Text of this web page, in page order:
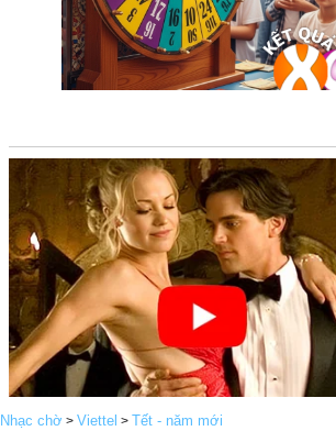
Nhạc chờ > Viettel > Tết - năm mới